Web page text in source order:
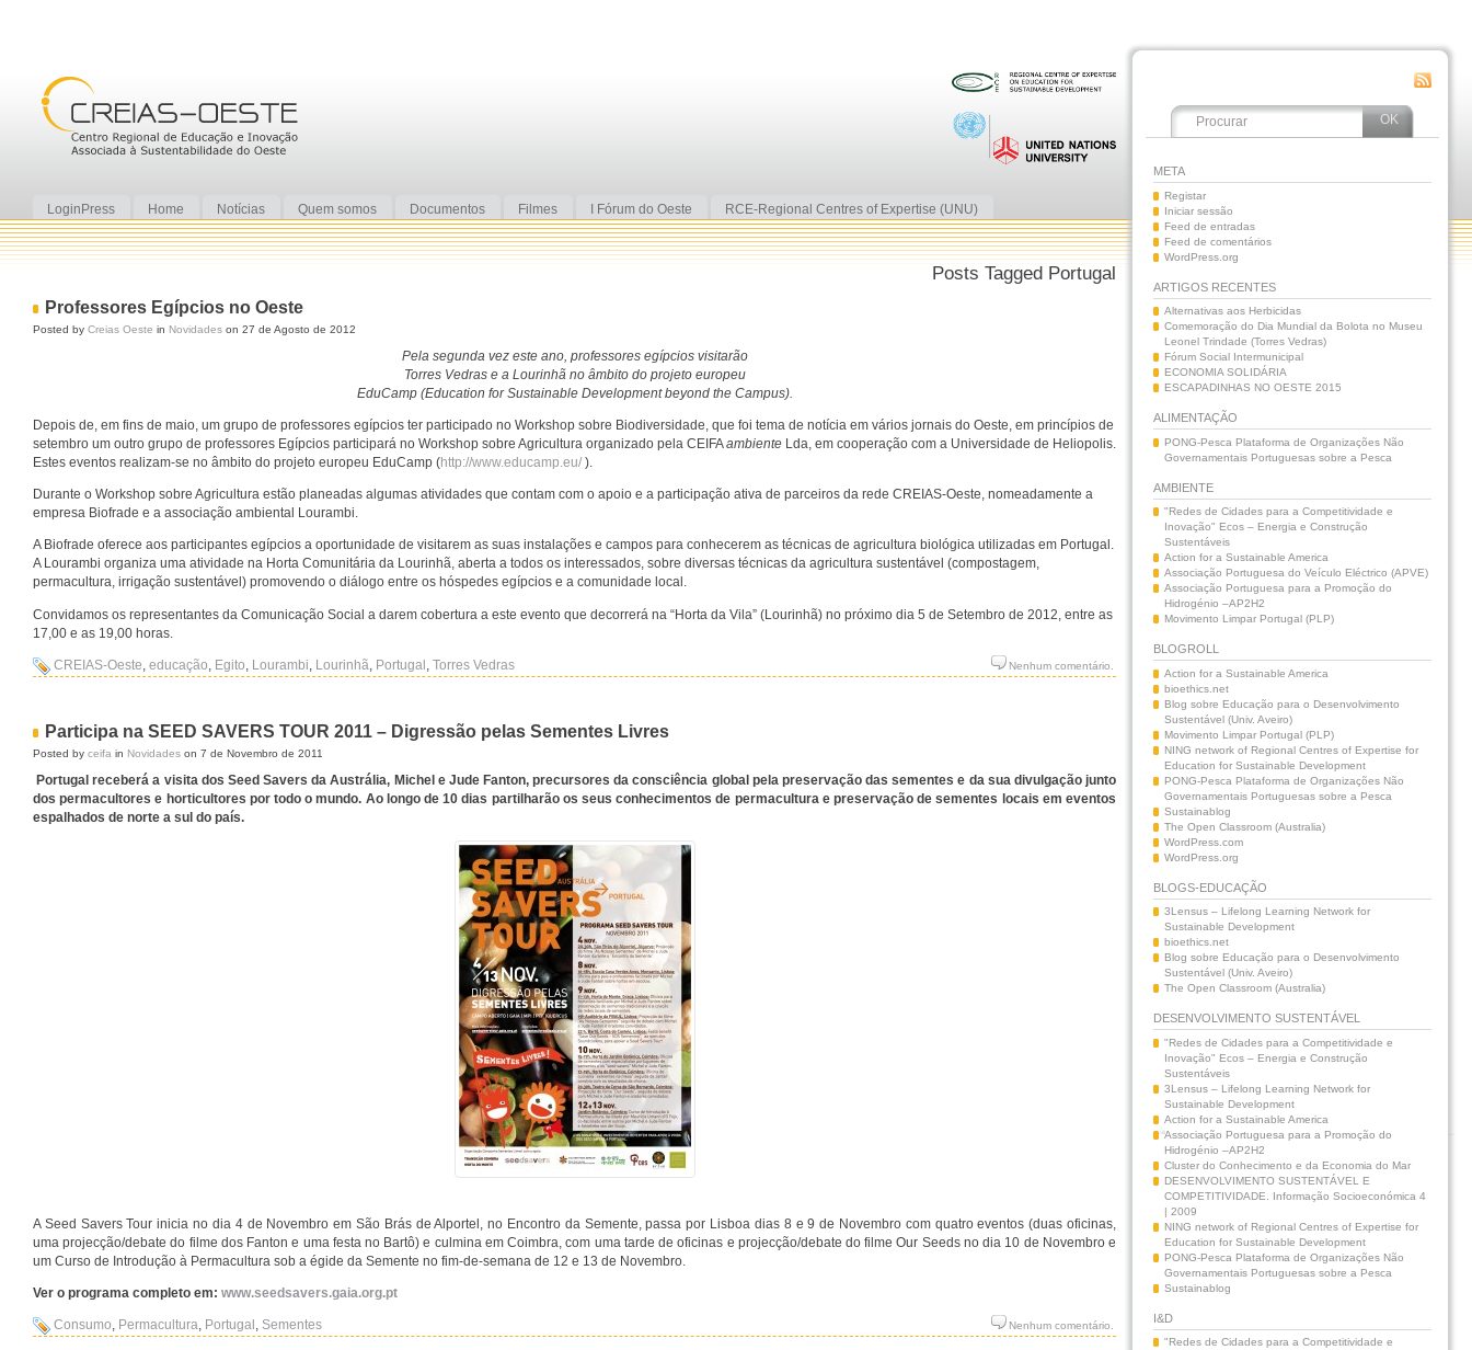
LoginPress Home Notícias Quem somos Documentos Filmes I Fórum do Oeste RCE-Regional Centres of Expertise (UNU)
Posts Tagged Portugal
Professores Egípcios no Oeste
Posted by Creias Oeste in Novidades on 27 de Agosto de 2012
Pela segunda vez este ano, professores egípcios visitarão
Torres Vedras e a Lourinhã no âmbito do projeto europeu
EduCamp (Education for Sustainable Development beyond the Campus).
Depois de, em fins de maio, um grupo de professores egípcios ter participado no Workshop sobre Biodiversidade, que foi tema de notícia em vários jornais do Oeste, em princípios de
setembro um outro grupo de professores Egípcios participará no Workshop sobre Agricultura organizado pela CEIFAambiente Lda, em cooperação com a Universidade de Heliopolis.
Estes eventos realizam-se no âmbito do projeto europeu EduCamp (http://www.educamp.eu/ ).
Durante o Workshop sobre Agricultura estão planeadas algumas atividades que contam com o apoio e a participação ativa de parceiros da rede CREIAS-Oeste, nomeadamente a
empresa Biofrade e a associação ambiental Lourambi.
A Biofrade oferece aos participantes egípcios a oportunidade de visitarem as suas instalações e campos para conhecerem as técnicas de agricultura biológica utilizadas em Portugal.
A Lourambi organiza uma atividade na Horta Comunitária da Lourinhã, aberta a todos os interessados, sobre diversas técnicas da agricultura sustentável (compostagem,
permacultura, irrigação sustentável) promovendo o diálogo entre os hóspedes egípcios e a comunidade local.
Convidamos os representantes da Comunicação Social a darem cobertura a este evento que decorrerá na “Horta da Vila” (Lourinhã) no próximo dia 5 de Setembro de 2012, entre as
17,00 e as 19,00 horas.
CREIAS-Oeste educação Egito Lourambi Lourinhã Portugal Torres Vedras Nenhum comentário.
Participa na SEED SAVERS TOUR 2011 – Digressão pelas Sementes Livres
Posted by ceifa in Novidades on 7 de Novembro de 2011
Portugal receberá a visita dos Seed Savers da Austrália, Michel e Jude Fanton, precursores da consciência global pela preservação das sementes e da sua divulgação junto
dos permacultores e horticultores por todo o mundo. Ao longo de 10 dias partilharão os seus conhecimentos de permacultura e preservação de sementes locais em eventos
espalhados de norte a sul do país.
A Seed Savers Tour inicia no dia 4 de Novembro em São Brás de Alportel, no Encontro da Semente, passa por Lisboa dias 8 e 9 de Novembro com quatro eventos (duas oficinas,
uma projecção/debate do filme dos Fanton e uma festa no Bartô) e culmina em Coimbra, com uma tarde de oficinas e projecção/debate do filme Our Seeds no dia 10 de Novembro e
um Curso de Introdução à Permacultura sob a égide da Semente no fim-de-semana de 12 e 13 de Novembro.
Ver o programa completo em: www.seedsavers.gaia.org.pt
Consumo, Permacultura, Portugal , Sementes Nenhum comentário.
META
Registar
Iniciar sessão
Feed de entradas
Feed de comentários
WordPress.org
ARTIGOS RECENTES
Alternativas aos Herbicidas
Comemoração do Dia Mundial da Bolota no Museu
Leonel Trindade (Torres Vedras)
Fórum Social Intermunicipal
ECONOMIA SOLIDÁRIA
ESCAPADINHAS NO OESTE 2015
ALIMENTAÇÃO
PONG-Pesca Plataforma de Organizações Não
Governamentais Portuguesas sobre a Pesca
AMBIENTE
"Redes de Cidades para a Competitividade e
Inovação" Ecos – Energia e Construção
Sustentáveis
Action for a Sustainable America
Associação Portuguesa do Veículo Eléctrico (APVE)
Associação Portuguesa para a Promoção do
Hidrogénio –AP2H2
Movimento Limpar Portugal (PLP)
BLOGROLL
Action for a Sustainable America
bioethics.net
Blog sobre Educação para o Desenvolvimento
Sustentável (Univ. Aveiro)
Movimento Limpar Portugal (PLP)
NING network of Regional Centres of Expertise for
Education for Sustainable Development
PONG-Pesca Plataforma de Organizações Não
Governamentais Portuguesas sobre a Pesca
Sustainablog
The Open Classroom (Australia)
WordPress.com
WordPress.org
BLOGS-EDUCAÇÃO
3Lensus – Lifelong Learning Network for
Sustainable Development
bioethics.net
Blog sobre Educação para o Desenvolvimento
Sustentável (Univ. Aveiro)
The Open Classroom (Australia)
DESENVOLVIMENTO SUSTENTÁVEL
"Redes de Cidades para a Competitividade e
Inovação" Ecos – Energia e Construção
Sustentáveis
3Lensus – Lifelong Learning Network for
Sustainable Development
Action for a Sustainable America
Associação Portuguesa para a Promoção do
Hidrogénio –AP2H2
Cluster do Conhecimento e da Economia do Mar
DESENVOLVIMENTO SUSTENTÁVEL E
COMPETITIVIDADE. Informação Socioeconómica 4
| 2009
NING network of Regional Centres of Expertise for
Education for Sustainable Development
PONG-Pesca Plataforma de Organizações Não
Governamentais Portuguesas sobre a Pesca
Sustainablog
I&D
"Redes de Cidades para a Competitividade e